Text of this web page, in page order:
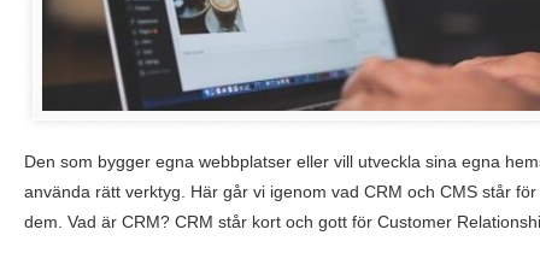
Den som bygger egna webbplatser eller vill utveckla sina egna
använda rätt verktyg. Här går vi igenom vad CRM och CMS står
dem. Vad är CRM? CRM står kort och gott för Customer